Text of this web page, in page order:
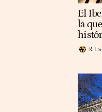
El
la
R.